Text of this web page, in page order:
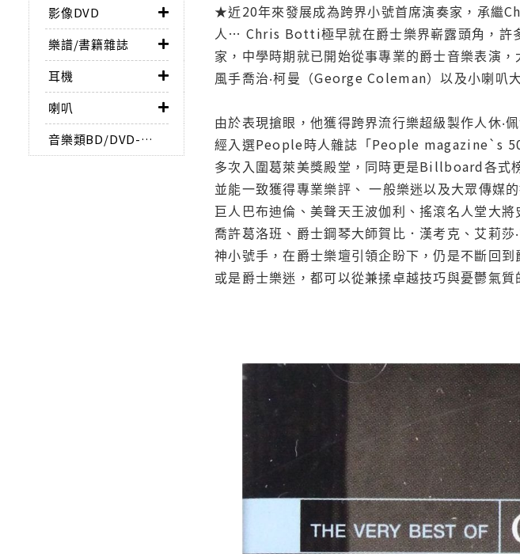
影像DVD
樂譜/書籍雜誌
耳機
喇叭
音樂類BD/DVD-AUDIO
★近20年來發展成為跨界小號首席演奏家，承繼
人… Chris Botti極早就在爵士樂界嶄露頭角，許
家，中學時期就已開始從事專業的爵士音樂表演
風手喬治‧柯曼（George Coleman）以及小喇叭
由於表現搶眼，他獲得跨界流行樂超級製作人休
經入選People時人雜誌「People magazine`s
多次入圍葛萊美獎殿堂，同時更是Billboard各式
並能一致獲得專業樂評、 一般樂迷以及大眾傳媒
巨人巴布迪倫、美聲天王波伽利、搖滾名人堂大
喬許葛洛班、爵士鋼琴大師賀比．漢考克、艾莉
神小號手，在爵士樂壇引領企盼下，仍是不斷回
或是爵士樂迷，都可以從兼揉卓越技巧與憂鬱氣